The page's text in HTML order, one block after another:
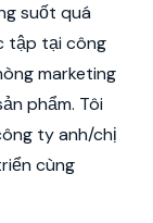
suốt quá
tập tại công
marketing
phẩm. Tôi
ty anh/chị
cùng